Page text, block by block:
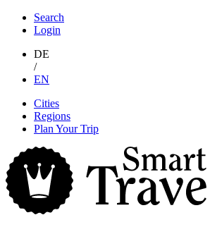
Search
Login
DE
/
EN
Skip
content
Cities
Regions
Plan Your Trip